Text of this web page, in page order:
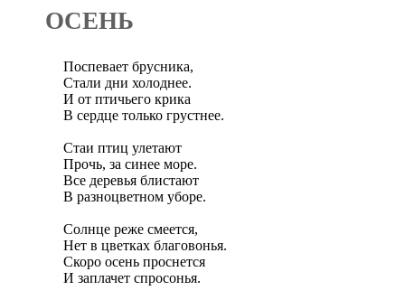
ОСЕНЬ
Поспевает брусника,
Стали дни холоднее.
И от птичьего крика
В сердце только грустнее.
Стаи птиц улетают
Прочь, за синее море.
Все деревья блистают
В разноцветном уборе.
Солнце реже смеется,
Нет в цветках благовонья.
Скоро осень проснется
И заплачет спросонья.